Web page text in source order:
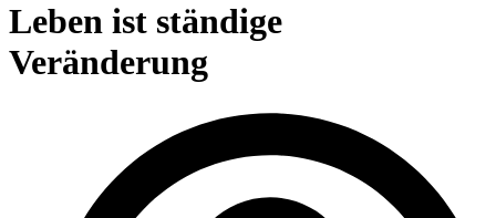
Leben ist ständige
Veränderung